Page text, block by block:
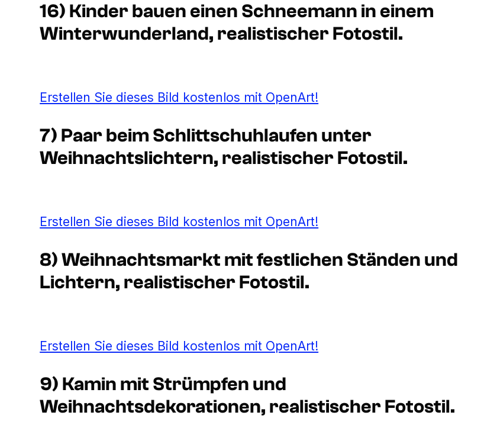
16) Kinder bauen einen Schneemann in einem
Winterwunderland, realistischer Fotostil.
Erstellen Sie dieses Bild kostenlos mit OpenArt!
7) Paar beim Schlittschuhlaufen unter
Weihnachtslichtern, realistischer Fotostil.
Erstellen Sie dieses Bild kostenlos mit OpenArt!
8) Weihnachtsmarkt mit festlichen Ständen und
Lichtern, realistischer Fotostil.
Erstellen Sie dieses Bild kostenlos mit OpenArt!
9) Kamin mit Strümpfen und
Weihnachtsdekorationen, realistischer Fotostil.